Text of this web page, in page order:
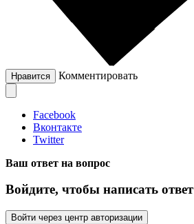
Нравится Комментировать
Facebook
Вконтакте
Twitter
Ваш ответ на вопрос
Войдите, чтобы написать ответ
Войти через центр авторизации